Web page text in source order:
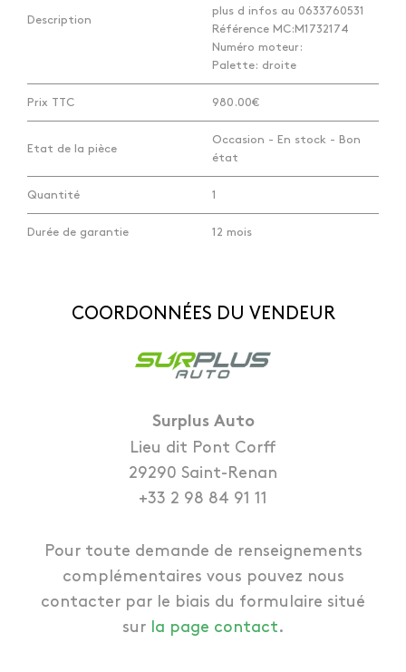
Description
plus d infos au 0633760531
Référence MC:M1732174
Numéro moteur:
Palette: droite
Prix TTC 980.00€
Etat de la pièce
Occasion - En stock - Bon
état
Quantité 1
Durée de garantie 12 mois
Marque du véhicule KIA
PICANTO 3 PHASE 1 1.0i - 12V
Année de mise en circulation 2019
Couleur du véhicule
Cylindrée 998 cm3
COORDONNÉES DU VENDEUR
Surplus Auto
Lieu dit Pont Corff
29290 Saint-Renan
+33 2 98 84 91 11
Pour toute demande de renseignements
complémentaires vous pouvez nous
contacter par le biais du formulaire situé
sur
la page contact.